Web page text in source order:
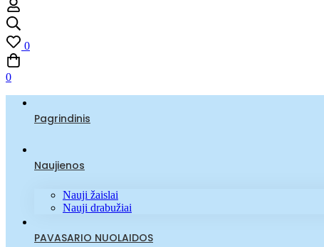
0
0
Pagrindinis
Naujienos
Nauji žaislai
Nauji drabužiai
PAVASARIO NUOLAIDOS